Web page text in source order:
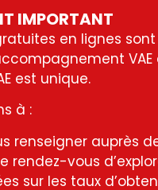
IMPORTANT
en lignes
VAE
est unique.
à :
renseigner auprès
rendez-vous
sur les taux